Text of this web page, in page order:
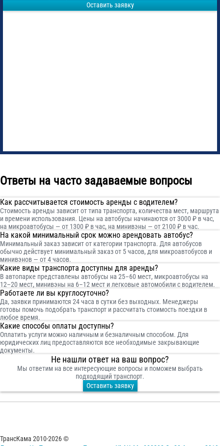
Оставить заявку
Ответы на часто задаваемые вопросы
Как рассчитывается стоимость аренды с водителем?
Стоимость аренды зависит от типа транспорта, количества мест, маршрута
и времени использования. Цены на автобусы начинаются от 3000 ₽ в час,
на микроавтобусы — от 1300 ₽ в час, на минивэны — от 2100 ₽ в час.
На какой минимальный срок можно арендовать автобус?
Минимальный заказ зависит от категории транспорта. Для автобусов
обычно действует минимальный заказ от 5 часов, для микроавтобусов и
минивэнов — от 4 часов.
Какие виды транспорта доступны для аренды?
В автопарке представлены автобусы на 25–60 мест, микроавтобусы на
12–20 мест, минивэны на 6–12 мест и легковые автомобили с водителем.
Работаете ли вы круглосуточно?
Да, заявки принимаются 24 часа в сутки без выходных. Менеджеры
готовы помочь подобрать транспорт и рассчитать стоимость поездки в
любое время.
Какие способы оплаты доступны?
Оплатить услуги можно наличным и безналичным способом. Для
юридических лиц предоставляются все необходимые закрывающие
документы.
Не нашли ответ на ваш вопрос?
Мы ответим на все интересующие вопросы и поможем выбрать
подходящий транспорт.
Оставить заявку
ТрансКама 2010-2026 ©